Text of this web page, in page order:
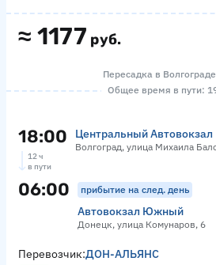
≈ 1177 руб.
Пересадка в Волгограде
Общее время в пути:
18:00 Центральный Автовокзал
Волгоград, улица Михаила
12 ч
в пути
06:00 прибытие на след. день
Автовокзал Южный
Донецк, улица Комунаров, 6
Перевозчик:ДОН-АЛЬЯНС